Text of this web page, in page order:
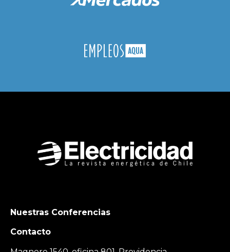
Nuestras Conferencias
Contacto